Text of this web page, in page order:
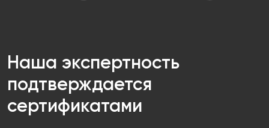
Наша экспертность
подтверждается
сертификатами